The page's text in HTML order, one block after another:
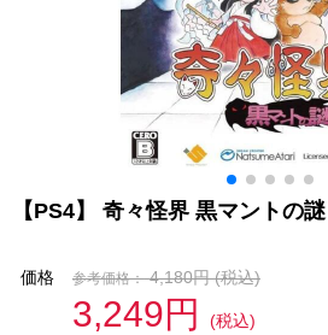
【PS4】 奇々怪界 黒マントの謎
価格 参考価格： 4,180円(税込)
3,249円
(税込)